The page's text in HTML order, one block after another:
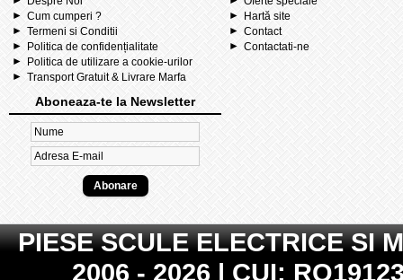
Cum cumperi ?
Termeni si Conditii
Politica de confidențialitate
Politica de utilizare a cookie-urilor
Transport Gratuit & Livrare Marfa
Hartă site
Contact
Contactati-ne
Aboneaza-te la Newsletter
PIESE SCULE ELECTRICE SI
2006 - 2026 | CUI: